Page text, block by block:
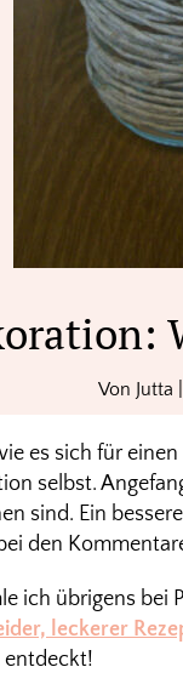
Von Jutta
es sich für
selbst.
sind. Ein
den
ich übrigens bei
leckerer
entdeckt!